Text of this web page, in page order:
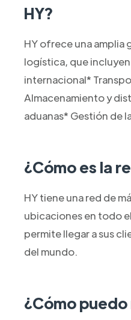
HY?
HY ofrece una amplia
logística, que
internacional*
Almacenamiento y
aduanas* Gestión de
¿Cómo es la
HY tiene una red de
ubicaciones en todo
permite llegar a sus
del mundo.
¿Cómo